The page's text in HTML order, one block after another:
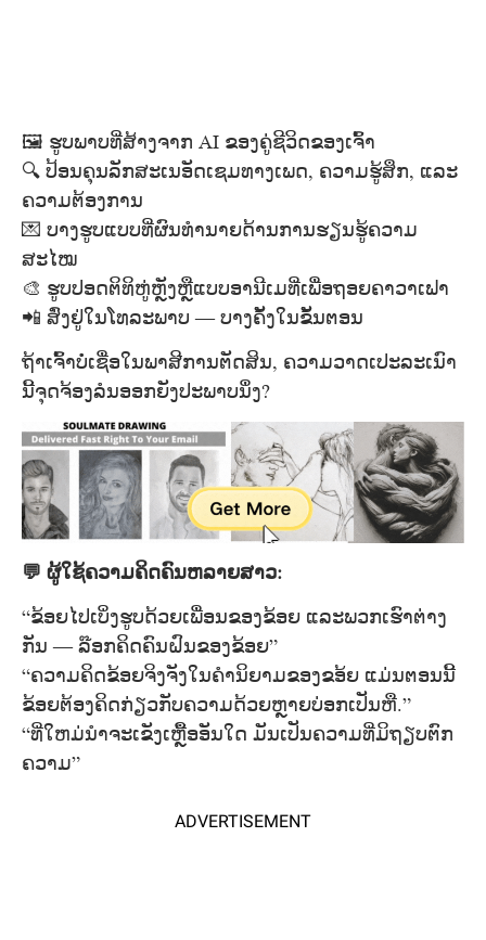
🖼️ ຮູບພາບທີ່ສ້າງຈາກ AI ຂອງຄູ່ຊີວິດຂອງເຈົ້າ
🔍 ປ້ອນຄຸນລັກສະເນອັດເຊມທາງເພດ, ຄວາມຮູ້ສຶກ, ແລະ
ຄວາມຕ້ອງການ
💌 ບາງຮູບແບບທີ່ຜົນທຳນາຍດ້ານການຮຽນຮູ້ຄວາມ
ສະໄໝ
🎨 ຮູບປອດຕິທິຫູ່ຫຼັງຫຼືແບບອານີເມທີ່ເພື່ອຖອຍຄາວາເຟາ
📲 ສົ່ງຢູ່ໃນໂທລະພາບ — ບາງຄັ້ງໃນຂັ້ນຕອນ
ຖ້າເຈົ້າບໍ່ເຊື່ອໃນພາສີການຕັດສິນ, ຄວາມວາດເປະລະເນົາ
ນີ້ຈຸດຈ້ອງລໍນອອກຍັງປະພາບນຶ່ງ?
💬 ຜູ້ໃຊ້ຄວາມຄິດຄົນຫລາຍສາວ:
“ຂ້ອຍໄປເບິ່ງຮູບດ້ວຍເພື່ອນຂອງຂ້ອຍ ແລະພວກເຮົາຕ່າງ
ກັນ — ລ໊ອກຄິດຄົນຝົນຂອງຂ້ອຍ”
“ຄວາມຄິດຂ້ອຍຈິງຈັງໃນຄໍານິຍາມຂອງຂອ້ຍ ແມ່ນຕອນນີ້
ຂ້ອຍຕ້ອງຄິດກ່ຽວກັບຄວາມດ້ວຍຫຼາຍບ່ອກເປັນຫື.”
“ທີ່ໃຫມ່ນໍາຈະເຂັງເຫຼື້ອອັນໃດ ມັນເປັນຄວາມທີ່ມິຖຽບຕົກ
ຄວາມ”
ADVERTISEMENT